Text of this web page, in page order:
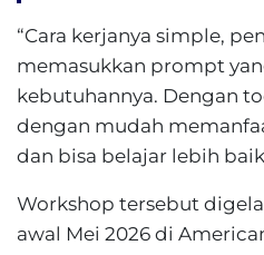
“Cara kerjanya simple,
memasukkan prompt
kebutuhannya. Dengan
dengan mudah
dan bisa belajar lebih
Workshop tersebut
awal Mei 2026 di